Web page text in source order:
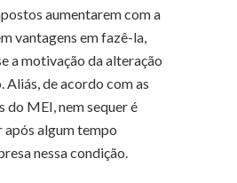
aumentarem com a
vantagens em fazê-la,
a motivação da alteração
de acordo com as
do MEI, nem sequer é
após algum tempo
nessa condição.